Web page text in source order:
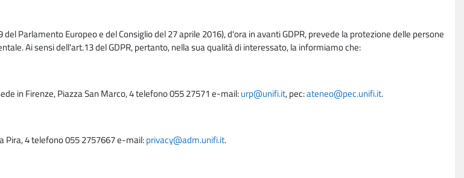
Parlamento Europeo e del Consiglio del 27 aprile 2016), d'ora in avanti GDPR, prevede la protezione delle persone
Ai sensi dell'art.13 del GDPR, pertanto, nella sua qualità di interessato, la informiamo che:
in Firenze, Piazza San Marco, 4 telefono 055 27571 e-mail:urp@unifi.it, pec:ateneo@pec.unifi.it.
Pira, 4 telefono 055 2757667 e-mail:privacy@adm.unifi.it.